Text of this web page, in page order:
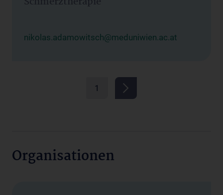
nikolas.adamowitsch@meduniwien.ac.at
1
Organisationen